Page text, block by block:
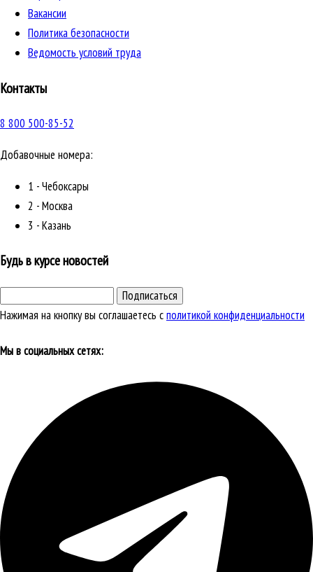
Вакансии
Политика безопасности
Ведомость условий труда
Контакты
8 800 500-85-52
Добавочные номера:
1 - Чебоксары
2 - Москва
3 - Казань
Будь в курсе новостей
Подписаться
Нажимая на кнопку вы соглашаетесь сполитикой конфиденциальности
Мы в социальных сетях: